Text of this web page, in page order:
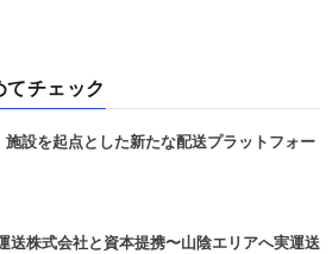
てチェック
設を起点とした新たな配送プラットフォー
株式会社と資本提携〜山陰エリアへ実運送